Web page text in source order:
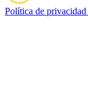
Política de privacidad